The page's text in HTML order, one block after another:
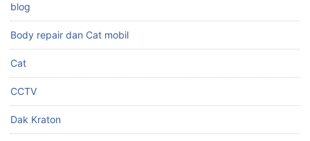
blog
Body repair dan Cat mobil
Cat
CCTV
Dak Kraton